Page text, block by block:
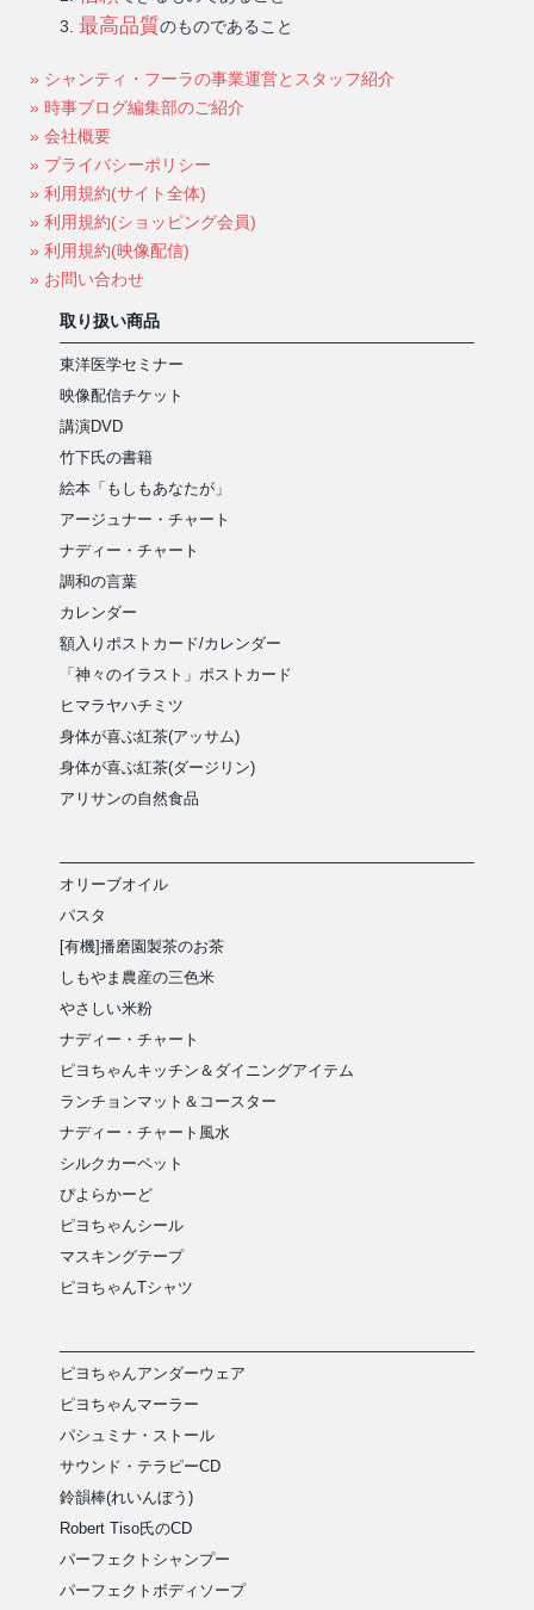
最高品質のものであること
» シャンティ・フーラの事業運営とスタッフ紹介
» 時事ブログ編集部のご紹介
» 会社概要
» プライバシーポリシー
» 利用規約(サイト全体)
» 利用規約(ショッピング会員)
» 利用規約(映像配信)
» お問い合わせ
取り扱い商品
東洋医学セミナー
映像配信チケット
講演DVD
竹下氏の書籍
絵本「もしもあなたが」
アージュナー・チャート
ナディー・チャート
調和の言葉
カレンダー
額入りポストカード/カレンダー
「神々のイラスト」ポストカード
ヒマラヤハチミツ
身体が喜ぶ紅茶(アッサム)
身体が喜ぶ紅茶(ダージリン)
アリサンの自然食品
オリーブオイル
パスタ
[有機]播磨園製茶のお茶
しもやま農産の三色米
やさしい米粉
ナディー・チャート
ピヨちゃんキッチン＆ダイニングアイテム
ランチョンマット＆コースター
ナディー・チャート風水
シルクカーペット
ぴよらかーど
ピヨちゃんシール
マスキングテープ
ピヨちゃんTシャツ
ピヨちゃんアンダーウェア
ピヨちゃんマーラー
パシュミナ・ストール
サウンド・テラピーCD
鈴韻棒(れいんぼう)
Robert Tiso氏のCD
パーフェクトシャンプー
パーフェクトボディソープ